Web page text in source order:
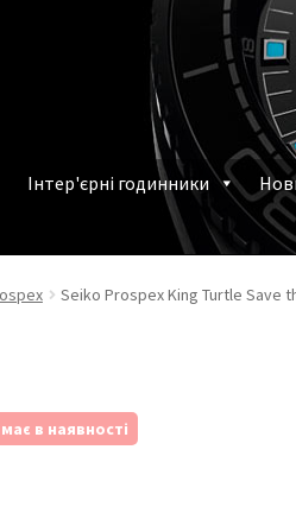
Інтер'єрні годинники
замовленняНаручні
Seiko Prospex King Turtle Save
в наявності